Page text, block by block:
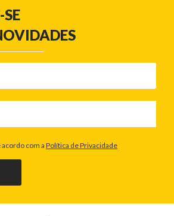
acordo com a Política de Privacidade